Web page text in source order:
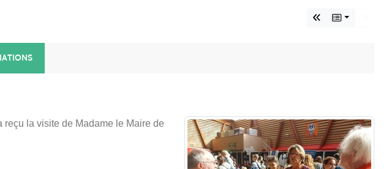
reçu la visite de Madame le Maire de